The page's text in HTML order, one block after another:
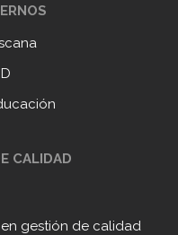
CALIDAD
gestión de calidad